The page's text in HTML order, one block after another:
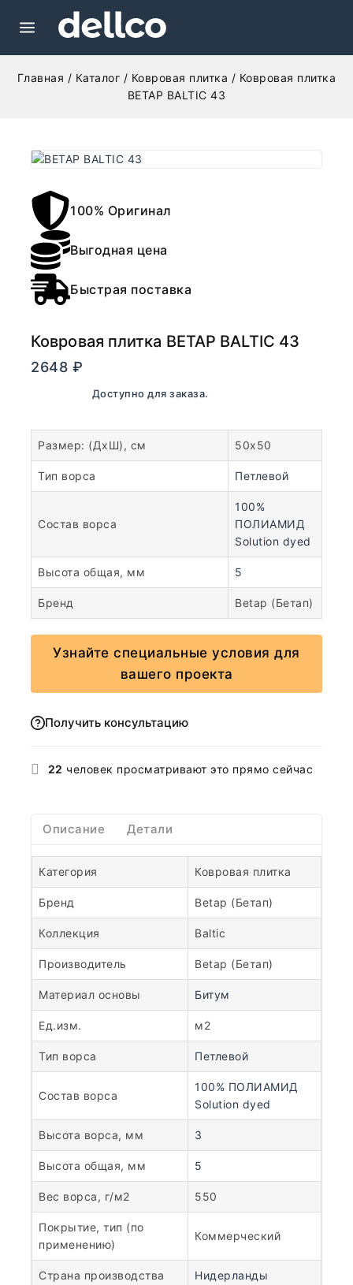
Главная / Каталог / Ковровая плитка / Ковровая плитка
BETAP BALTIC 43
100% Оригинал
Выгодная цена
Быстрая поставка
Ковровая плитка BETAP BALTIC 43
2648 ₽
В наличии. Доступно для заказа.
Размер: (ДхШ), см 50х50
Тип ворса Петлевой
Состав ворса
100%
ПОЛИАМИД
Solution dyed
Высота общая, мм 5
Бренд Betap (Бетап)
Узнайте специальные условия для
вашего проекта
Получить консультацию
22 человек просматривают это прямо сейчас
Описание Детали
Категория Ковровая плитка
Бренд Betap (Бетап)
Коллекция Baltic
Производитель Betap (Бетап)
Материал основы Битум
Ед.изм. м2
Тип ворса Петлевой
Состав ворса
100% ПОЛИАМИД
Solution dyed
Высота ворса, мм 3
Высота общая, мм 5
Вес ворса, г/м2 550
Покрытие, тип (по
применению)
Коммерческий
Страна производства Нидерланды